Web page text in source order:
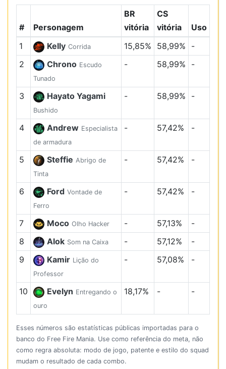
# Personagem
BR
vitória
CS
vitória
Uso
1
Kelly Corrida 15,85% 58,99%
-
2
Chrono Escudo
Tunado
- 58,99% -
3 Hayato Yagami
Bushido
- 58,99% -
4 Andrew Especialista
de armadura
- 57,42% -
5 Steffie Abrigo de
Tinta
- 57,42% -
6 Ford Vontade de
Ferro
- 57,42% -
7 Moco Olho Hacker - 57,13%
-
8
Alok Som na Caixa - 57,12%
-
9
Kamir Lição do
Professor
- 57,08% -
10 Evelyn Entregando o
ouro
18,17% - -
Esses números são estatísticas públicas importadas para o
banco do Free Fire Mania. Use como referência do meta, não
como regra absoluta: modo de jogo, patente e estilo do squad
mudam o resultado de cada combo.